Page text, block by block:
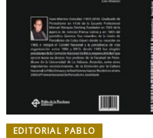
EDITORIAL PABLO